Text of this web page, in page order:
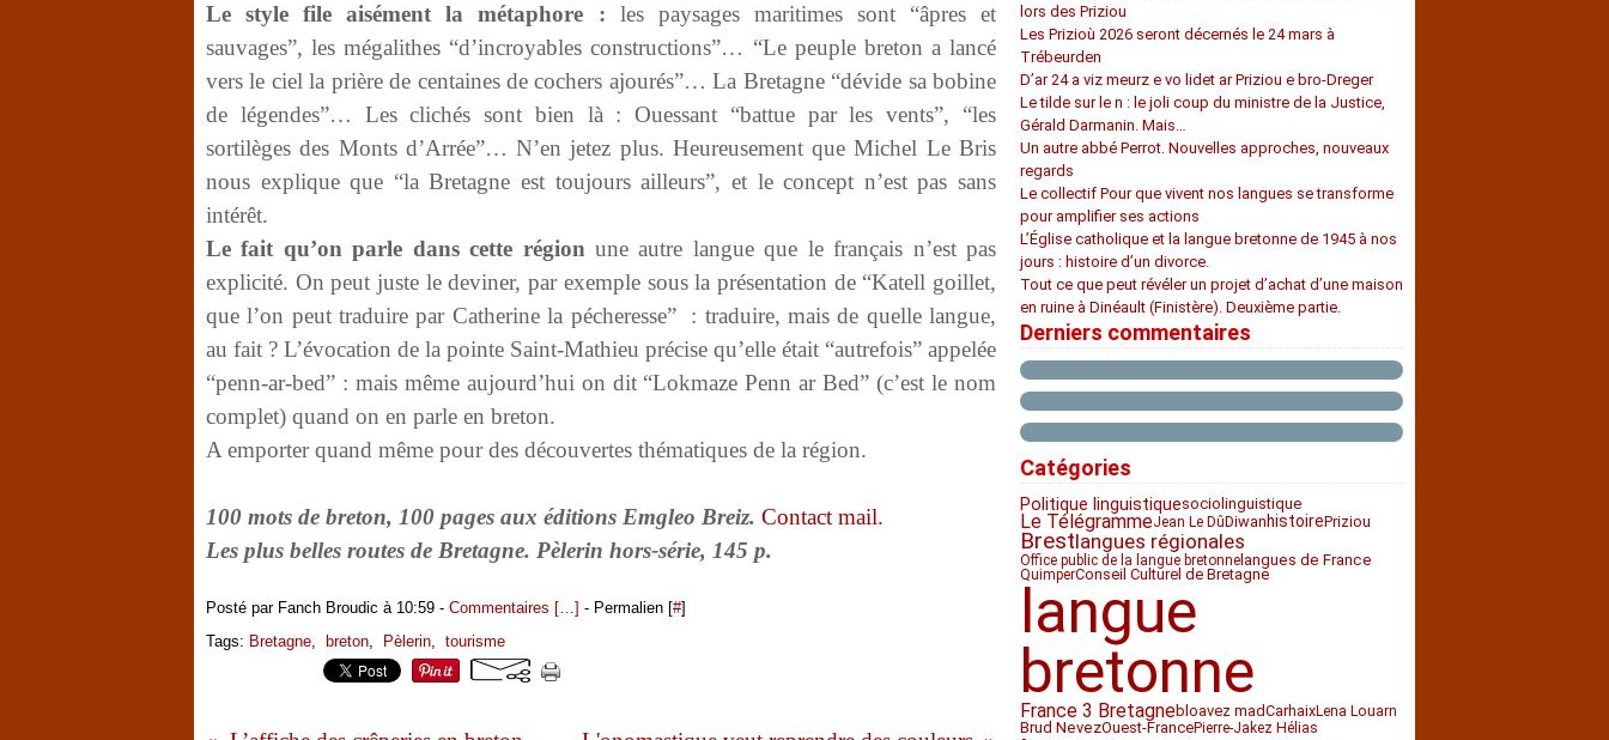
Le style file aisément la métaphore : les paysages maritimes sont “âpres et
sauvages”, les mégalithes “d’incroyables constructions”… “Le peuple breton a lancé
vers le ciel la prière de centaines de cochers ajourés”… La Bretagne “dévide sa bobine
de légendes”… Les clichés sont bien là : Ouessant “battue par les vents”, “les
sortilèges des Monts d’Arrée”… N’en jetez plus. Heureusement que Michel Le Bris
nous explique que “la Bretagne est toujours ailleurs”, et le concept n’est pas sans
intérêt.
Le fait qu’on parle dans cette région une autre langue que le français n’est pas
explicité. On peut juste le deviner, par exemple sous la présentation de “Katell goillet,
que l’on peut traduire par Catherine la pécheresse” : traduire, mais de quelle langue,
au fait ? L’évocation de la pointe Saint-Mathieu précise qu’elle était “autrefois” appelée
“penn-ar-bed” : mais même aujourd’hui on dit “Lokmaze Penn ar Bed” (c’est le nom
complet) quand on en parle en breton.
A emporter quand même pour des découvertes thématiques de la région.
100 mots de breton, 100 pages aux éditions Emgleo Breiz. Contact mail.
Les plus belles routes de Bretagne. Pèlerin hors-série, 145 p.
Posté par Fanch Broudic à 10:59 - Commentaires […] - Permalien [#]
Tags: Bretagne, breton, Pèlerin, tourisme
lors des Priziou
Les Prizioù 2026 seront décernés le 24 mars à
Trébeurden
D’ar 24 a viz meurz e vo lidet ar Priziou e bro-Dreger
Le tilde sur le n : le joli coup du ministre de la Justice,
Gérald Darmanin. Mais…
Un autre abbé Perrot. Nouvelles approches, nouveaux
regards
Le collectif Pour que vivent nos langues se transforme
pour amplifier ses actions
L’Église catholique et la langue bretonne de 1945 à nos
jours : histoire d’un divorce.
Tout ce que peut révéler un projet d’achat d’une maison
en ruine à Dinéault (Finistère). Deuxième partie.
Derniers commentaires
Catégories
Politique linguistiquesociolinguistique
Le TélégrammeJean Le DûDiwan histoirePriziou
Brestlangues régionales
Office public de la langue bretonne langues de France
QuimperConseil Culturel de Bretagne
langue
bretonne
France 3 Bretagnebloavez madCarhaixLena Louarn
Brud NevezOuest-FrancePierre-Jakez Hélias